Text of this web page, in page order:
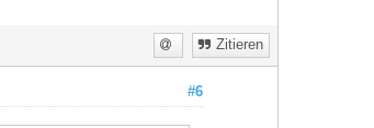
Zitieren
#6